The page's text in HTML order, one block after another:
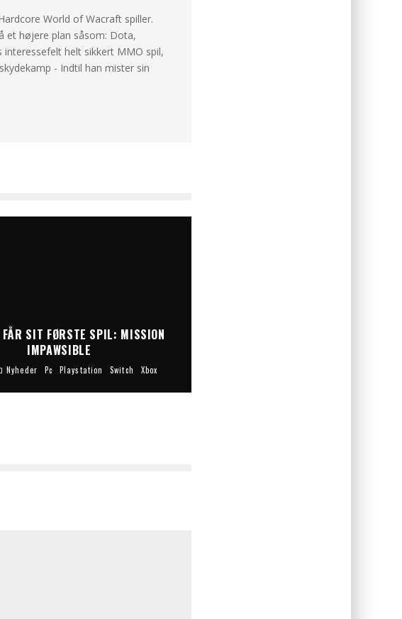
World of Wacraft spiller.
et højere plan såsom: Dota,
helt sikkert MMO spil,
- Indtil han mister sin
FÅR SIT FØRSTE SPIL: MISSION
IMPAWSIBLE
Nyheder Pc Playstation Switch Xbox